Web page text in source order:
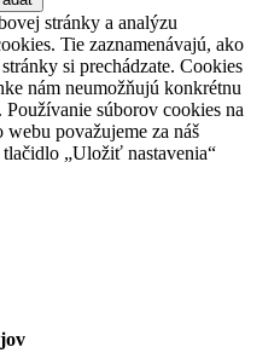
podporou Ministerstva
programu na presadzovanie,
slobôd a na predchádzanie
xenofóbie, antisemitizmu a
obsah tohto dokumentu je
občianske a ľudské práva.
stránky a analýzu
Tie zaznamenávajú, ako
si prechádzate. Cookies
nám neumožňujú konkrétnu
súborov cookies na
považujeme za náš